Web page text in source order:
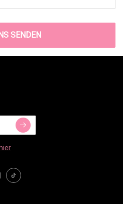
SENDEN